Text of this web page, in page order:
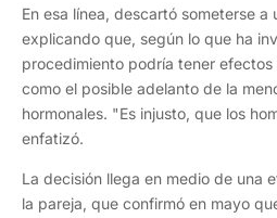
En esa línea, descartó someterse
explicando que, según lo que ha
procedimiento podría tener
como el posible adelanto de la
hormonales. "Es injusto, que los
enfatizó.
La decisión llega en medio de una
la pareja, que confirmó en mayo